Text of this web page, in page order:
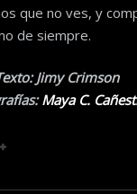
que no ves, y
de siempre.
Jimy Crimson
Maya C.